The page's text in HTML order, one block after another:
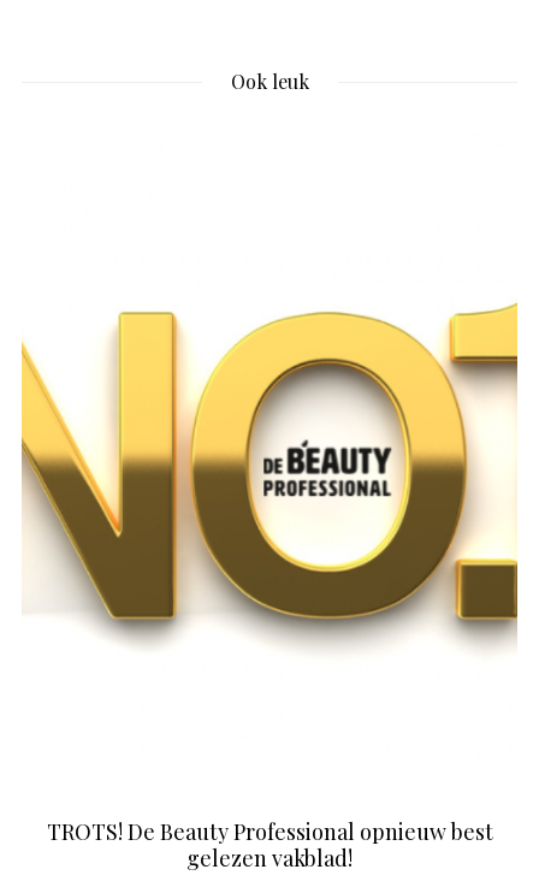
Ook leuk
TROTS! De Beauty Professional opnieuw best
gelezen vakblad!